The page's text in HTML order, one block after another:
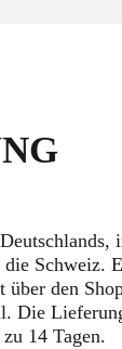
Schweiz.
über den
Die
14 Tagen.